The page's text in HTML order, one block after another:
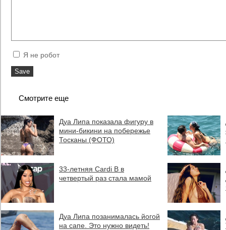
Я не робот
Смотрите еще
Дуа Липа показала фигуру в
мини-бикини на побережье
Тосканы (ФОТО)
33-летняя Cardi B в
четвертый раз стала мамой
Дуа Липа позанималась йогой
на сапе. Это нужно видеть!